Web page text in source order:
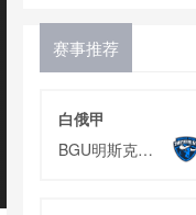
赛事推荐
白俄甲
BGU明斯克动